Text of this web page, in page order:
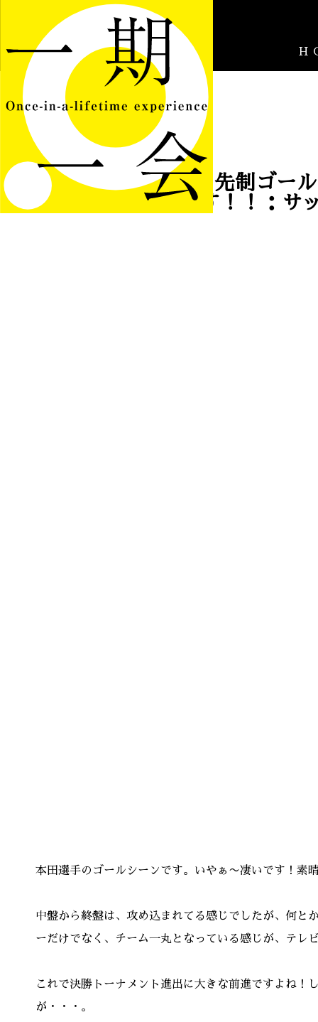
本田圭佑選手の先制ゴー
す！！：サ
本田選手のゴールシーンです。いやぁ〜凄いです！素
中盤から終盤は、攻め込まれてる感じでしたが、何と
ーだけでなく、チーム一丸となっている感じが、テレ
これで決勝トーナメント進出に大きな前進ですよね！
が・・・。